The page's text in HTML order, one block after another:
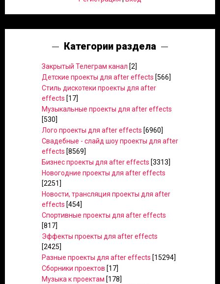
Категории раздела
Закрытый Телеграм канал [2]
Детские проекты для after effects [566]
Стиль дискотеки проекты для after
effects [17]
Музыкальные проекты для after effects
[530]
Лого проекты для after effects [6960]
Свадебные - слайд шоу проекты для after
effects [8569]
Бизнес проекты для after effects [3313]
Новогодние проекты для after effects
[2251]
Новости, трансляция проекты для after
effects [454]
Спортивные проекты для after effects
[817]
Эффекты проекты для after effects
[2425]
Разные проекты для after effects [15294]
Сборники проектов [17]
Музыка к проектам [178]